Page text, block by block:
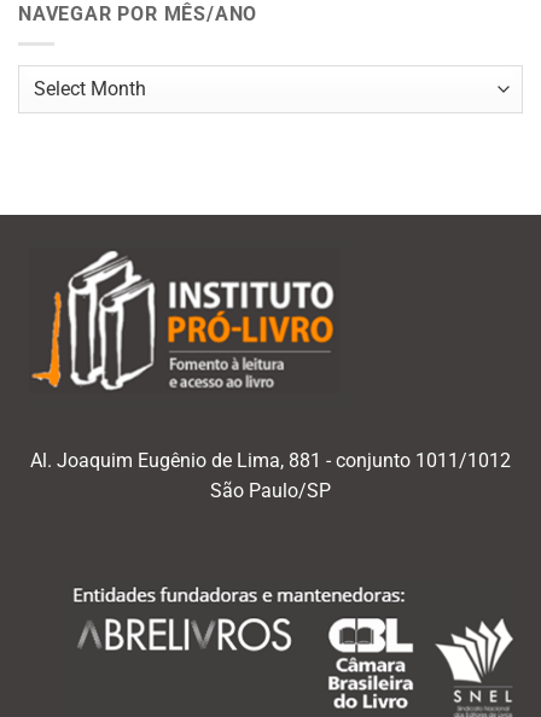
NAVEGAR POR MÊS/ANO
Navegar
Al. Joaquim Eugênio de Lima, 881 - conjunto 1011/1012
São Paulo/SP